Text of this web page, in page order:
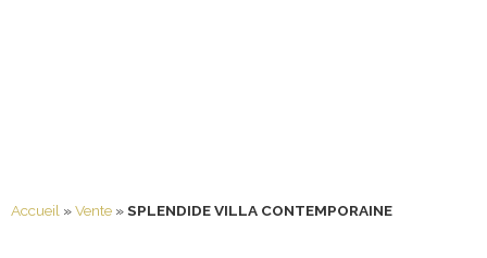
Accueil »Vente »SPLENDIDE VILLA CONTEMPORAINE